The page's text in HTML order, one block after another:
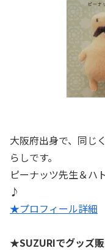
大阪府出身で、同じ
らしです。
ピーナッツ先生＆ハ
♪
★プロフィール詳細
★SUZURIでグッズ